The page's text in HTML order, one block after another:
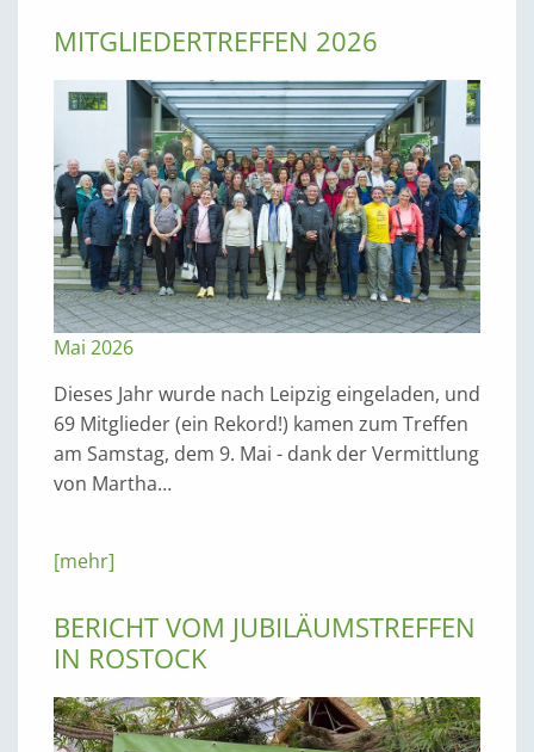
MITGLIEDERTREFFEN 2026
Mai 2026
Dieses Jahr wurde nach Leipzig eingeladen, und
69 Mitglieder (ein Rekord!) kamen zum Treffen
am Samstag, dem 9. Mai - dank der Vermittlung
von Martha…
[mehr]
BERICHT VOM JUBILÄUMSTREFFEN
IN ROSTOCK